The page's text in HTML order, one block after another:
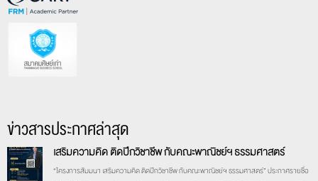
ข่าวสารประกาศล่าสุด
เสริมความคิด ติดปีกวิชาชีพ กับคณะพาณิชย์ฯ ธรรมศาสตร์
“โครงการสัมมนา เสริมความคิด ติดปีกวิชาชีพ กับคณะพาณิชย์ฯ ธรรมศาสตร์” ประกาศรายชื่อ